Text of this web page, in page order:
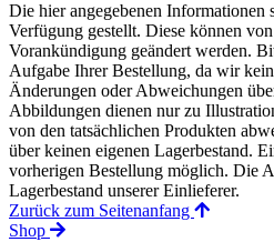
Die hier angegebenen Informationen
Verfügung gestellt. Diese können
Vorankündigung geändert werden.
Aufgabe Ihrer Bestellung, da wir
Änderungen oder Abweichungen
Abbildungen dienen nur zu
von den tatsächlichen Produkten
über keinen eigenen Lagerbestand.
vorherigen Bestellung möglich. Die
Lagerbestand unserer Einlieferer.
Zurück zum Seitenanfang
Shop